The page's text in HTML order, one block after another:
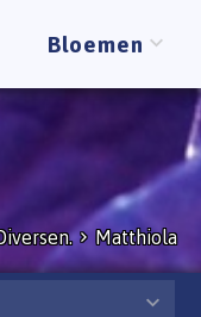
Bloemen
Matthiola